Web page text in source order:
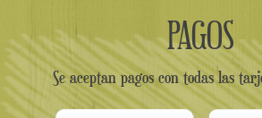
PAGOS
Se aceptan pagos con todas las